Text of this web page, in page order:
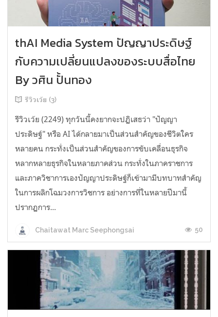
thAI Media System ปัญญาประดิษฐ์
กับความเปลี่ยนแปลงของระบบสื่อไทย
By วศิน ปั้นทอง
รีวิวเว้ย (3)
รีวิวเว้ย (2249) ทุกวันนี้คงยากจะปฏิเสธว่า "ปัญญา
ประดิษฐ์" หรือ AI ได้กลายมาเป็นส่วนสำคัญของชีวิตใคร
หลายคน กระทั่งเป็นส่วนสำคัญของการขับเคลื่อนธุรกิจ
หลากหลายธุรกิจในหลายภาคส่วน กระทั่งในภาคราชการ
และภาควิชาการเองปัญญาประดิษฐ์ก็เข้ามามีบทบาทสำคัญ
ในการผลิกโฉมวงการวิชการ อย่างการที่ในหลายปีมานี้
ปรากฏการ...
Chaitawat Marc Seephongsai 50